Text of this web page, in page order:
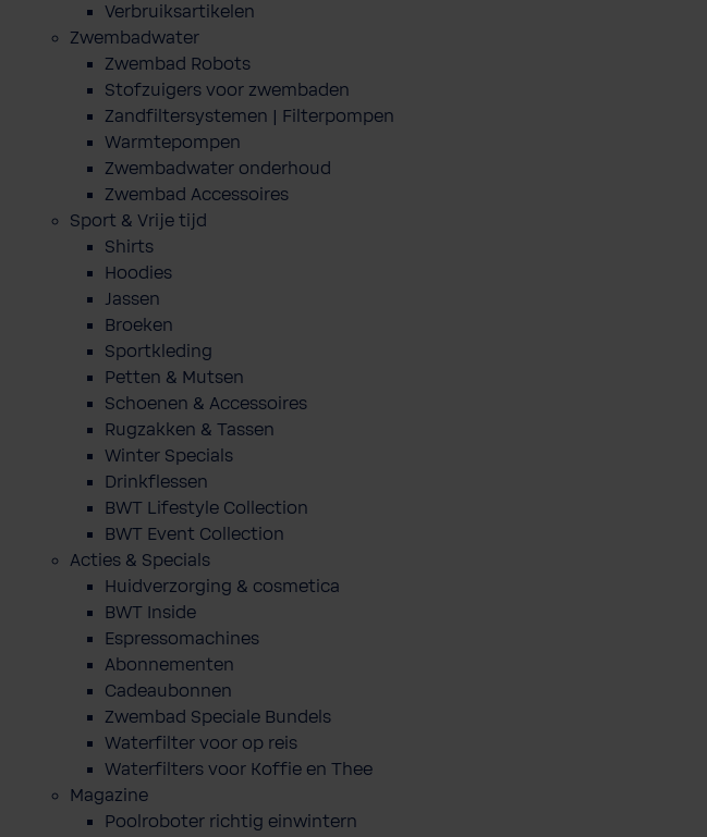
Verbruiksartikelen
Zwembadwater
Zwembad Robots
Stofzuigers voor zwembaden
Zandfiltersystemen | Filterpompen
Warmtepompen
Zwembadwater onderhoud
Zwembad Accessoires
Sport & Vrije tijd
Shirts
Hoodies
Jassen
Broeken
Sportkleding
Petten & Mutsen
Schoenen & Accessoires
Rugzakken & Tassen
Winter Specials
Drinkflessen
BWT Lifestyle Collection
BWT Event Collection
Acties & Specials
Huidverzorging & cosmetica
BWT Inside
Espressomachines
Abonnementen
Cadeaubonnen
Zwembad Speciale Bundels
Waterfilter voor op reis
Waterfilters voor Koffie en Thee
Magazine
Poolroboter richtig einwintern